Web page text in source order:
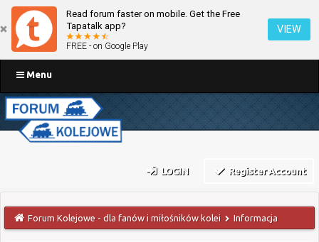
Read forum faster on mobile. Get the Free
Tapatalk app?
FREE - on Google Play
VIEW
Menu
LOGIN Register Account
Forum Kolejowe - dla fanów i miłośników kolei Informacja